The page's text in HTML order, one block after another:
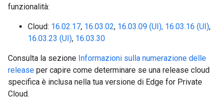
funzionalità:
Cloud: 16.02.17, 16.03.02, 16.03.09 (UI), 16.03.16 (UI),
16.03.23 (UI), 16.03.30
Consulta la sezione Informazioni sulla numerazione delle
release per capire come determinare se una release cloud
specifica è inclusa nella tua versione di Edge for Private
Cloud.